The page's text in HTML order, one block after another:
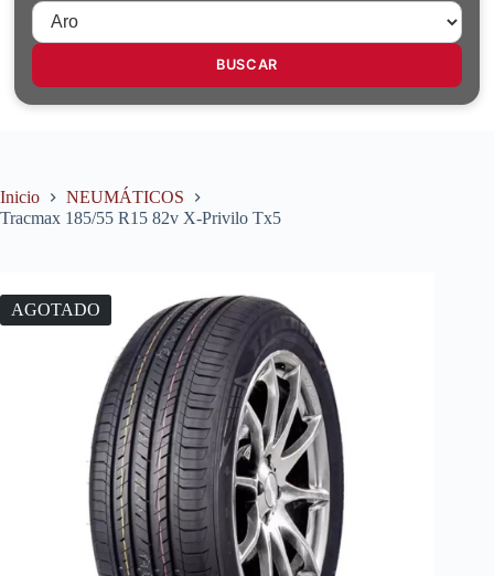
BUSCAR
Inicio
NEUMÁTICOS
Tracmax 185/55 R15 82v X-Privilo Tx5
AGOTADO